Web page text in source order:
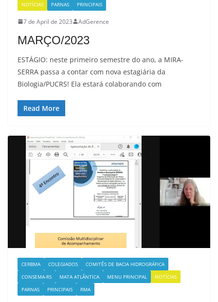
NOTÍCIAS
PARNAS PRINCIPAIS
7 de April de 2023 AdGerence
MARÇO/2023
ESTÁGIO: neste primeiro semestre do ano, a MIRA-
SERRA passa a contar com nova estagiária da
Biologia/PUCRS! Ela estará colaborando com
Read More
CERBMA COLEGIADOS
COMITÊS DE BACIA HIDROGRÁFICA
CONSEMA-RS
MATA ATLÂNTICA MENU PRINCIPAL
NOTÍCIAS
PARNAS
PRINCIPAIS RMA